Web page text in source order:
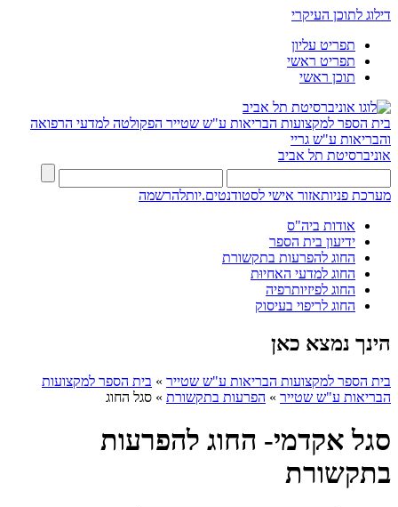
דילוג לתוכן העיקרי
תפריט עליון
תפריט ראשי
תוכן ראשי
בית הספר למקצועות הבריאות ע"ש שטייר הפקולטה למדעי הרפואה
והבריאות ע"ש גריי
אוניברסיטת תל אביב
מערכת פניותאזור אישי לסטודנטים.יותלהרשמה
אודות ביה"ס
ידיעון בית הספר
החוג להפרעות בתקשורת
החוג למדעי האחיוּת
החוג לפיזיותרפיה
החוג לריפוי בעיסוק
הינך נמצא כאן
בית הספר למקצועות הבריאות ע"ש שטייר » בית הספר למקצועות
הבריאות ע"ש שטייר » הפרעות בתקשורת » סגל החוג
סגל אקדמי- החוג להפרעות
בתקשורת